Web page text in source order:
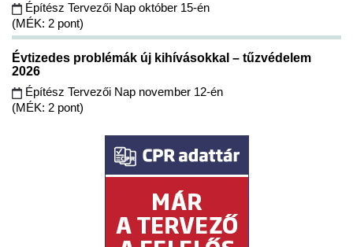
Építész Tervezői Nap október 15-én
(MÉK: 2 pont)
Évtizedes problémák új kihívásokkal – tűzvédelem
2026
Építész Tervezői Nap november 12-én
(MÉK: 2 pont)